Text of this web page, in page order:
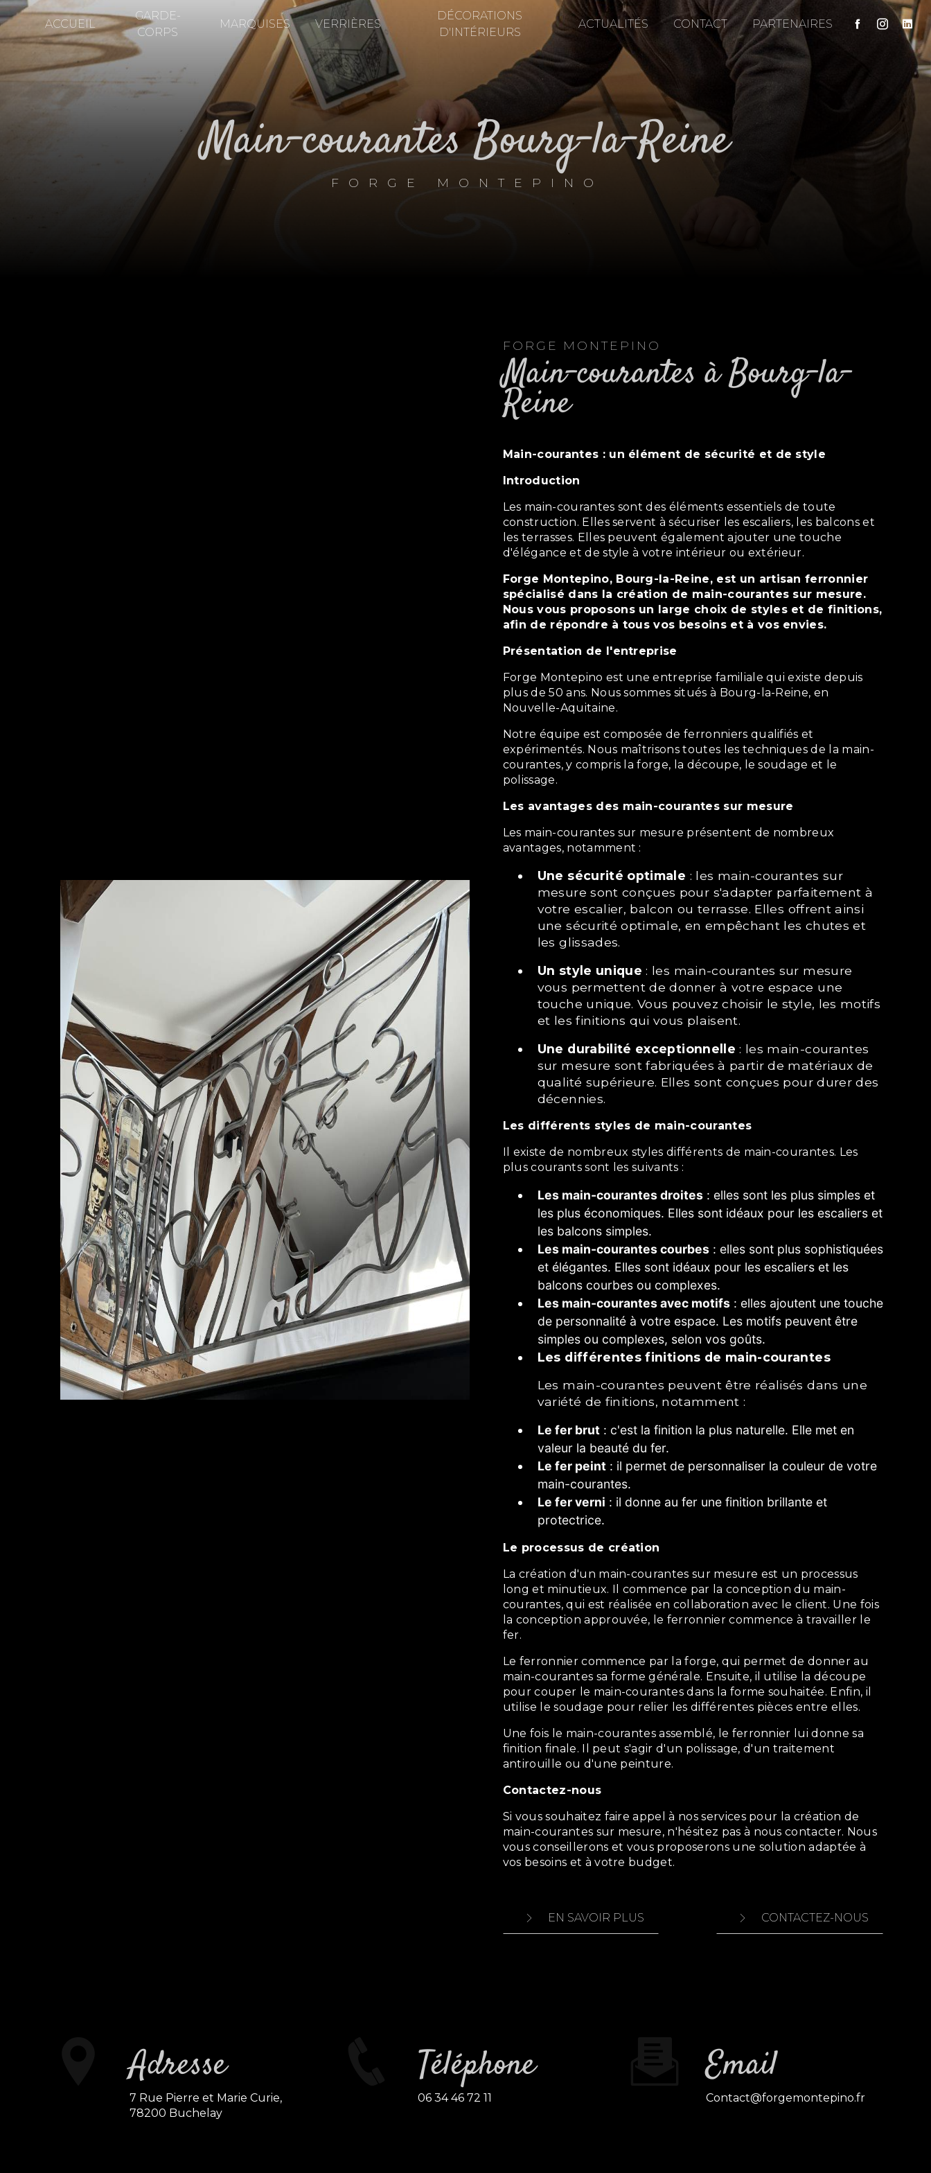
ACCUEIL
GARDE-
CORPS
MARQUISES VERRIÈRES
DÉCORATIONS
D'INTÉRIEURS
ACTUALITÉS CONTACT PARTENAIRES
main-courantes Bourg-la-Reine
FORGE MONTEPINO
FORGE MONTEPINO
main-courantes à Bourg-la-
Reine
main-courantes : un élément de sécurité et de style
Introduction
Les main-courantes sont des éléments essentiels de toute
construction. Elles servent à sécuriser les escaliers, les balcons et
les terrasses. Elles peuvent également ajouter une touche
d'élégance et de style à votre intérieur ou extérieur.
Forge Montepino, Bourg-la-Reine, est un artisan ferronnier
spécialisé dans la création de main-courantes sur mesure.
Nous vous proposons un large choix de styles et de finitions,
afin de répondre à tous vos besoins et à vos envies.
Présentation de l'entreprise
Forge Montepino est une entreprise familiale qui existe depuis
plus de 50 ans. Nous sommes situés à Bourg-la-Reine, en
Nouvelle-Aquitaine.
Notre équipe est composée de ferronniers qualifiés et
expérimentés. Nous maîtrisons toutes les techniques de la main-
courantes, y compris la forge, la découpe, le soudage et le
polissage.
Les avantages des main-courantes sur mesure
Les main-courantes sur mesure présentent de nombreux
avantages, notamment :
Une sécurité optimale : les main-courantes sur
mesure sont conçues pour s'adapter parfaitement à
votre escalier, balcon ou terrasse. Elles offrent ainsi
une sécurité optimale, en empêchant les chutes et
les glissades.
Un style unique : les main-courantes sur mesure
vous permettent de donner à votre espace une
touche unique. Vous pouvez choisir le style, les motifs
et les finitions qui vous plaisent.
Une durabilité exceptionnelle : les main-courantes
sur mesure sont fabriquées à partir de matériaux de
qualité supérieure. Elles sont conçues pour durer des
décennies.
Les différents styles de main-courantes
Il existe de nombreux styles différents de main-courantes. Les
plus courants sont les suivants :
Les main-courantes droites: elles sont les plus simples et
les plus économiques. Elles sont idéaux pour les escaliers et
les balcons simples.
Les main-courantes courbes: elles sont plus sophistiquées
et élégantes. Elles sont idéaux pour les escaliers et les
balcons courbes ou complexes.
Les main-courantes avec motifs: elles ajoutent une touche
de personnalité à votre espace. Les motifs peuvent être
simples ou complexes, selon vos goûts.
Les différentes finitions de main-courantes
Les main-courantes peuvent être réalisés dans une
variété de finitions, notamment :
Le fer brut: c'est la finition la plus naturelle. Elle met en
valeur la beauté du fer.
Le fer peint: il permet de personnaliser la couleur de votre
main-courantes.
Le fer verni : il donne au fer une finition brillante et
protectrice.
Le processus de création
La création d'un main-courantes sur mesure est un processus
long et minutieux. Il commence par la conception du main-
courantes, qui est réalisée en collaboration avec le client. Une fois
la conception approuvée, le ferronnier commence à travailler le
fer.
Le ferronnier commence par la forge, qui permet de donner au
main-courantes sa forme générale. Ensuite, il utilise la découpe
pour couper le main-courantes dans la forme souhaitée. Enfin, il
utilise le soudage pour relier les différentes pièces entre elles.
Une fois le main-courantes assemblé, le ferronnier lui donne sa
finition finale. Il peut s'agir d'un polissage, d'un traitement
antirouille ou d'une peinture.
Contactez-nous
Si vous souhaitez faire appel à nos services pour la création de
main-courantes sur mesure, n'hésitez pas à nous contacter. Nous
vous conseillerons et vous proposerons une solution adaptée à
vos besoins et à votre budget.
EN SAVOIR PLUS CONTACTEZ-NOUS
Adresse
7 Rue Pierre et Marie Curie,
78200 Buchelay
Téléphone
06 34 46 72 11
Email
contact@forgemontepino.fr
Panneau de gestion des cookies